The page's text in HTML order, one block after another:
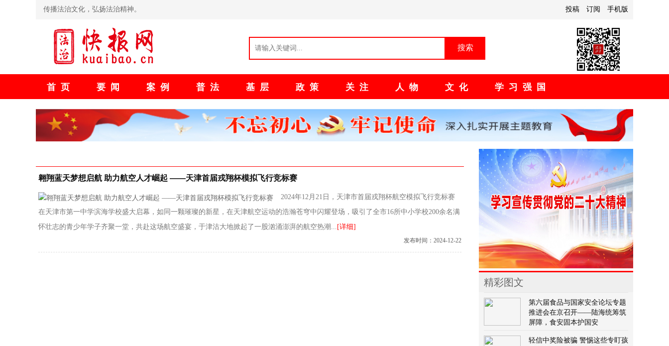
传播法治文化，弘扬法治精神。 投稿 订阅 手机版
搜索
首页 要闻 案例 普法 基层 政策 关注 人物 文化 学习强国
翱翔蓝天梦想启航 助力航空人才崛起 ——天津首届戎翔杯模拟飞行竞标赛
2024年12月21日，天津市首届戎翔杯航空模拟飞行竞标赛
在天津市第一中学滨海学校盛大启幕，如同一颗璀璨的新星，在天津航空运动的浩瀚苍穹中闪耀登场，吸引了全市16所中小学校200余名满
怀壮志的青少年学子齐聚一堂，共赴这场航空盛宴，于津沽大地掀起了一股汹涌澎湃的航空热潮... [详细]
发布时间：2024-12-22
精彩图文
第六届食品与国家安全论坛专题
推进会在京召开——陆海统筹筑
屏障，食安固本护国安
轻信中奖险被骗 警惕这些专盯孩